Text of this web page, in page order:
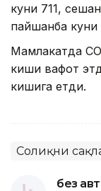
куни 711,
пайшанба куни
Мамлакатда
киши вафот
кишига етди.
Соғлиқни
без